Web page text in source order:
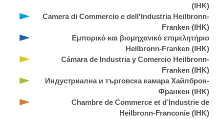
(IHK)
Camera di Commercio e dell'Industria Heilbronn-
Franken (IHK)
Εμπορικό και βιομηχανικό επιμελητήριο
Heilbronn-Franken (IHK)
Cámara de Industria y Comercio Heilbronn-
Franken (IHK)
Индустриална и търговска камара Хайлброн-
Франкен (IHK)
Chambre de Commerce et d’Industrie de
Heilbronn-Franconie (IHK)